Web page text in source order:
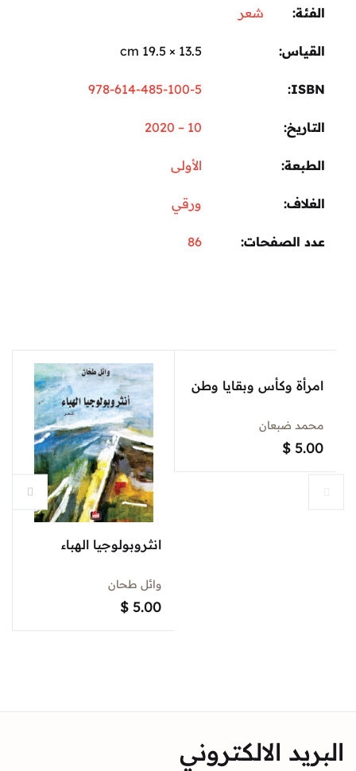
الفئة: شعر
القياس 13.5 × 19.5 cm
ISBN
978-614-485-100-5
التاريخ 10 – 2020
الطبعة الأولى
الغلاف ورقي
عدد الصفحات 86
انثروبولوجيا الهباء
وائل طحان
$ 5.00
امرأة وكأس وبقايا وطن
محمد ضبعان
$ 5.00
البريد الالكتروني